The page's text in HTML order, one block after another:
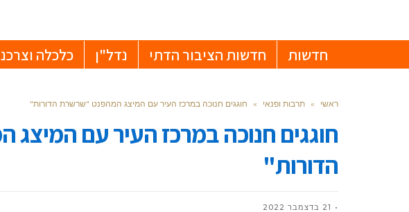
חדשות חדשות הציבור הדתי נדל"ן כלכלה
ראשי » תרבות ופנאי » חוגגים חנוכה במרכז העיר עם המיצג המהפנט "שרשרת הדורות"
חוגגים חנוכה במרכז העיר עם
הדורות"
21 בדצמבר 2022